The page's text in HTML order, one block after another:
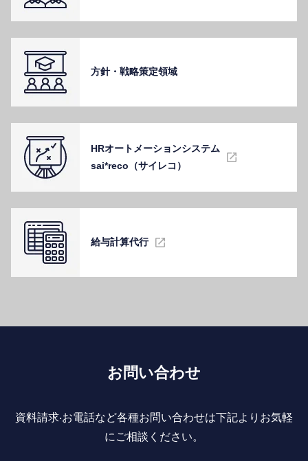
⽅針・戦略策定領域
HRオートメーションシステム
sai*reco（サイレコ）
給与計算代⾏
お問い合わせ
資料請求‧お電話など各種お問い合わせは下記よりお気軽
にご相談ください。